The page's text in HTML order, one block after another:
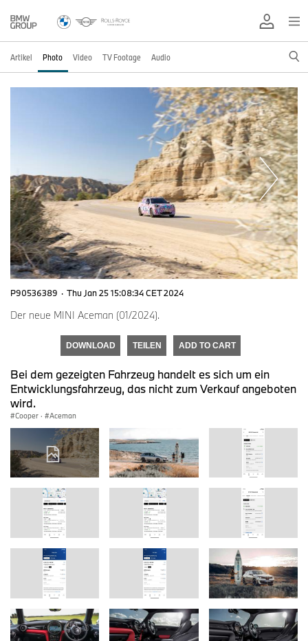
Artikel Photo Video TV Footage Audio
P90536389 · Thu Jan 25 15:08:34 CET 2024
Der neue MINI Aceman (01/2024).
DOWNLOAD TEILEN ADD TO CART
Bei dem gezeigten Fahrzeug handelt es sich um ein
Entwicklungsfahrzeug, das nicht zum Verkauf angeboten
wird.
Cooper · Aceman